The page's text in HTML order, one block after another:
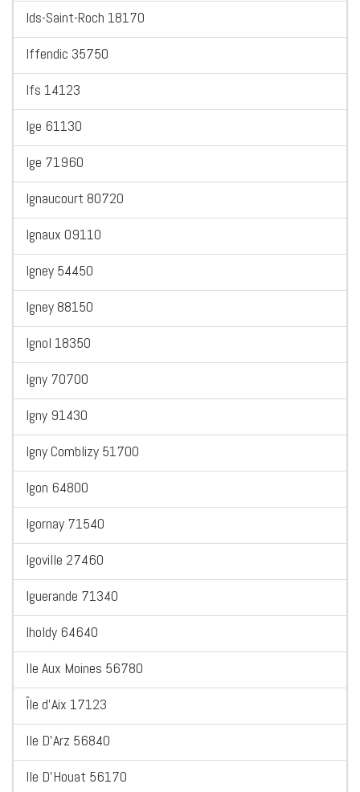
Ids-Saint-Roch 18170
Iffendic 35750
Ifs 14123
Ige 61130
Ige 71960
Ignaucourt 80720
Ignaux 09110
Igney 54450
Igney 88150
Ignol 18350
Igny 70700
Igny 91430
Igny Comblizy 51700
Igon 64800
Igornay 71540
Igoville 27460
Iguerande 71340
Iholdy 64640
Ile Aux Moines 56780
Île d'Aix 17123
Ile D'Arz 56840
Ile D'Houat 56170